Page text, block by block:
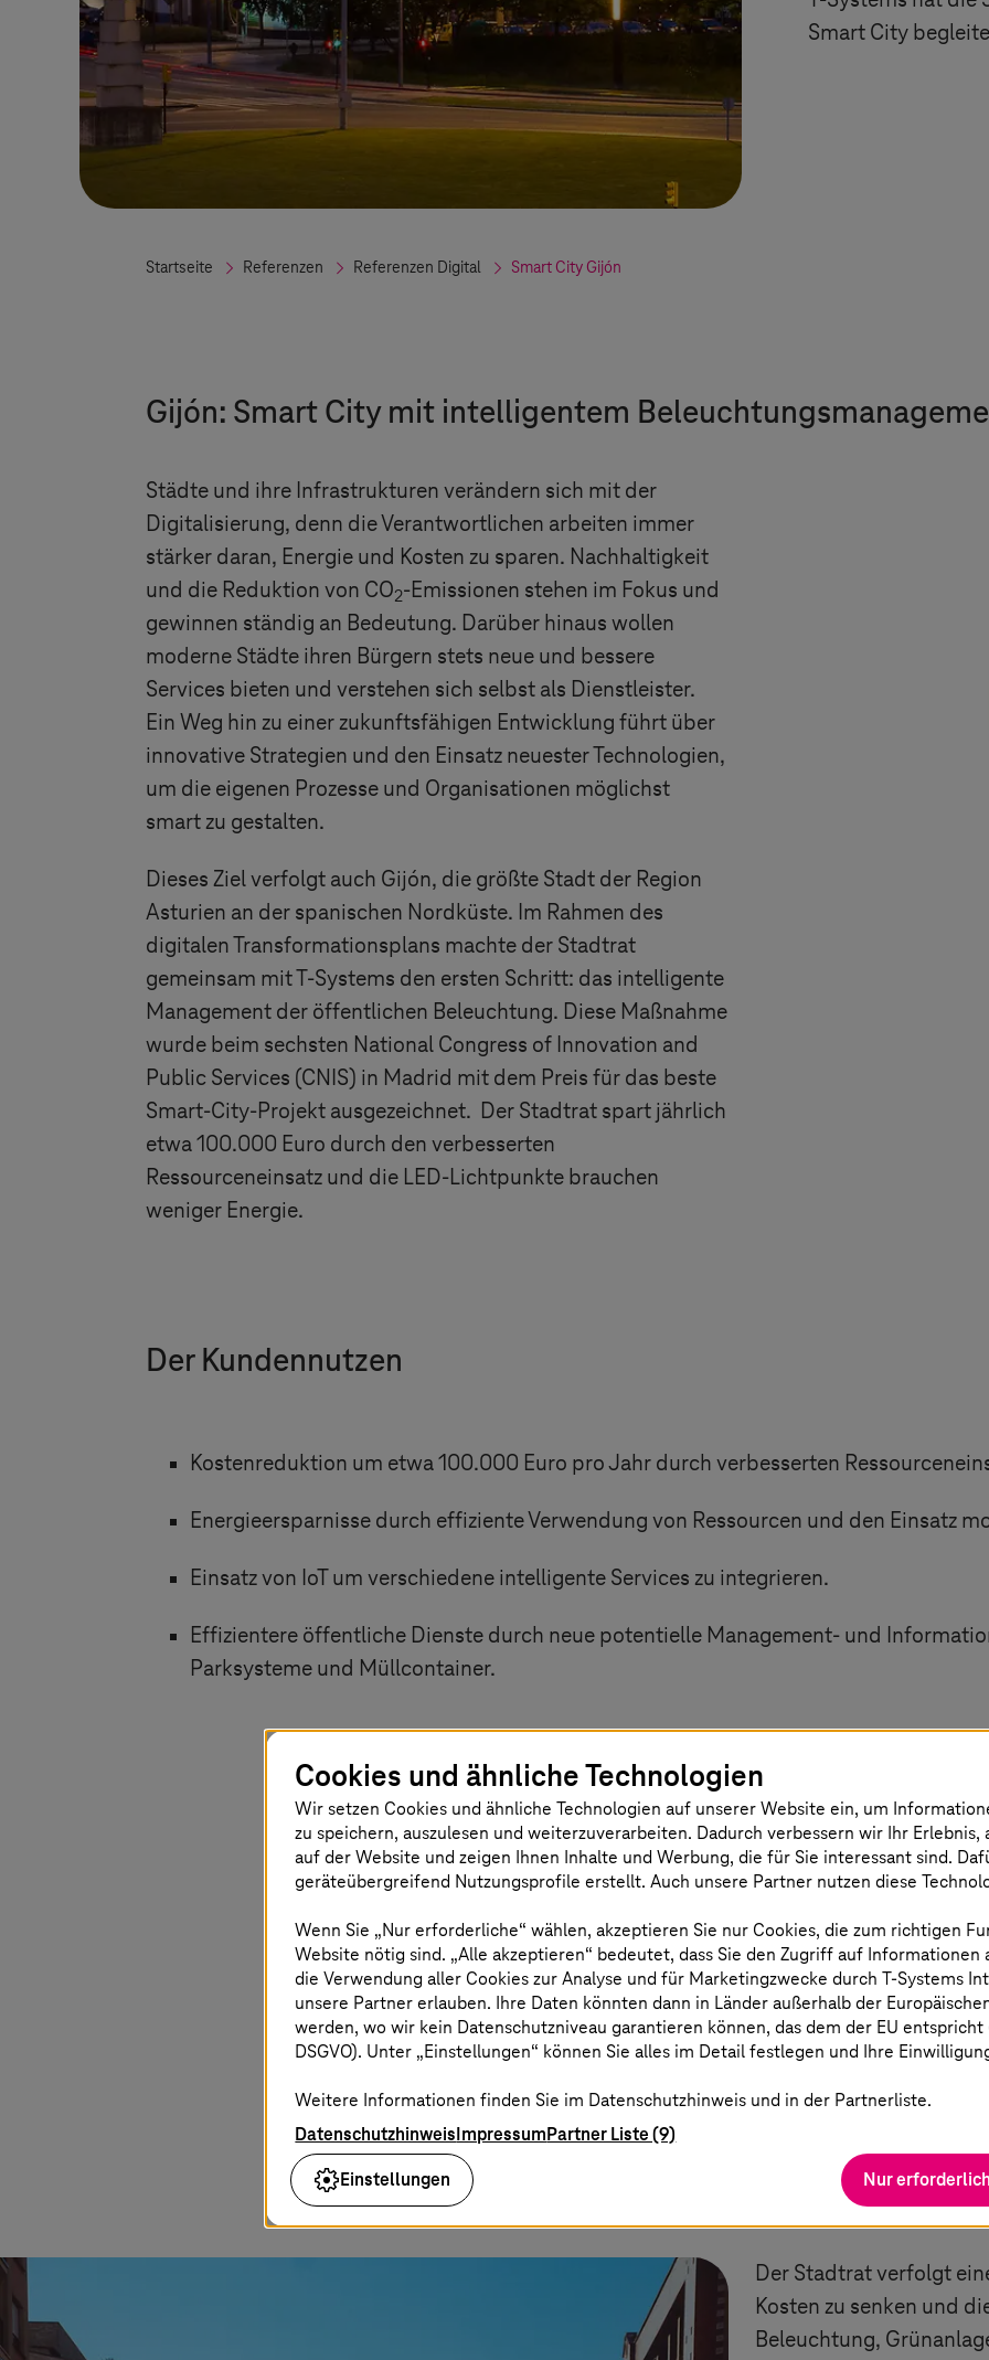
Smart City
Startseite Referenzen Referenzen Digital Smart City Gijón
Gijón: Smart City mit intelligentem
Städte und ihre Infrastrukturen verändern sich mit der
Digitalisierung, denn die Verantwortlichen arbeiten immer
stärker daran, Energie und Kosten zu sparen. Nachhaltigkeit
und die Reduktion von CO2-Emissionen stehen im Fokus und
gewinnen ständig an Bedeutung. Darüber hinaus wollen
moderne Städte ihren Bürgern stets neue und bessere
Services bieten und verstehen sich selbst als Dienstleister.
Ein Weg hin zu einer zukunftsfähigen Entwicklung führt über
innovative Strategien und den Einsatz neuester Technologien,
um die eigenen Prozesse und Organisationen möglichst
smart zu gestalten.
Dieses Ziel verfolgt auch Gijón, die größte Stadt der Region
Asturien an der spanischen Nordküste. Im Rahmen des
digitalen Transformationsplans machte der Stadtrat
gemeinsam mitT-Systems den ersten Schritt: das intelligente
Management der öffentlichen Beleuchtung. Diese Maßnahme
wurde beim sechsten National Congress of Innovation and
Public Services (CNIS) in Madrid mit dem Preis für das beste
Smart-City-Projekt ausgezeichnet. Der Stadtrat spart jährlich
etwa 100.000 Euro durch den verbesserten
Ressourceneinsatz und die LED-Lichtpunkte brauchen
weniger Energie.
Der Kundennutzen
Kostenreduktion um etwa 100.000 Euro pro Jahr durch verbesserten
Energieersparnisse durch effiziente Verwendung von Ressourcen und den Einsatz
Einsatz von IoT um verschiedene intelligente Services zu integrieren.
Effizientere öffentliche Dienste durch neue potentielle Management- und
Parksysteme und Müllcontainer.
Mit dem Kommunikationsnetzwerk für alle IoT-
T-SystemsCloud haben wir im ersten Schritt
Basis für weitere zukünftige Innovationen.
Die
Der Stadtrat verfolgt
Kosten zu senken und
Beleuchtung,
Cookies und ähnliche Technologien
Wir setzen Cookies und ähnliche Technologien auf unserer Website ein, um
zu speichern, auszulesen und weiterzuverarbeiten. Dadurch verbessern wir Ihr Erlebnis,
auf der Website und zeigen Ihnen Inhalte und Werbung, die für Sie interessant sind.
geräteübergreifend Nutzungsprofile erstellt. Auch unsere Partner nutzen diese
Wenn Sie „Nur erforderliche“ wählen, akzeptieren Sie nur Cookies, die zum richtigen
Website nötig sind. „Alle akzeptieren“ bedeutet, dass Sie den Zugriff auf Informationen
die Verwendung aller Cookies zur Analyse und für Marketingzwecke durchT-Systems
unsere Partner erlauben. Ihre Daten könnten dann in Länder außerhalb der
werden, wo wir kein Datenschutzniveau garantieren können, das dem der EU entspricht
DSGVO). Unter „Einstellungen“ können Sie alles im Detail festlegen und Ihre
Weitere Informationen finden Sie im Datenschutzhinweis und in der Partnerliste.
DatenschutzhinweisImpressumPartner Liste (9)
Einstellungen
Nur